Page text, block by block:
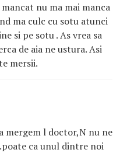
nu ma mai manca
ma culc cu sotu atunci
si pe sotu . As vrea sa
de aia ne ustura. Asi
mersii.
mergem l doctor,N nu ne
ca unul dintre noi